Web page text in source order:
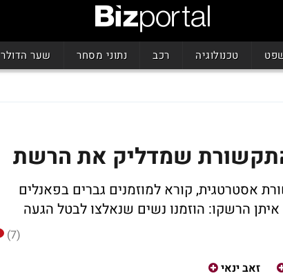
טכנולוגיה רכב נתוני מסחר שער הדולר
אסטרטגית, קורא למוזמנים גברים בפאנלים
הרשקו: הוזמנו נשים שנאלצו לבטל הגעה
(7)
זאב ינאי